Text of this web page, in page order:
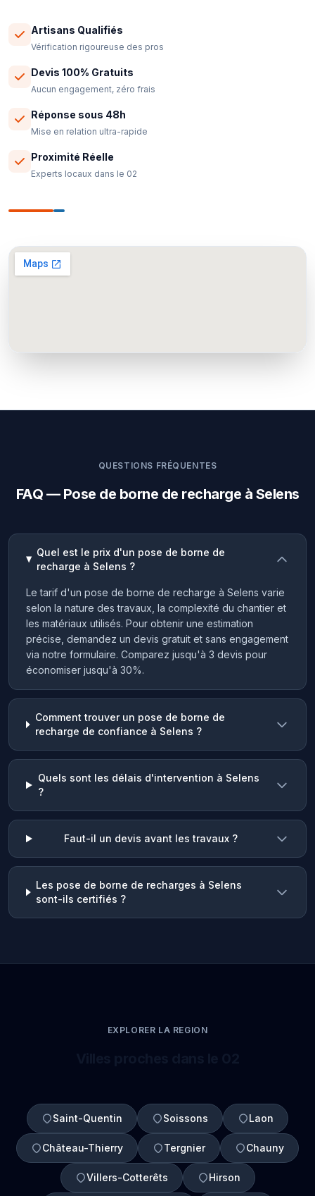
Artisans Qualifiés
Vérification rigoureuse des pros
Devis 100% Gratuits
Aucun engagement, zéro frais
Réponse sous 48h
Mise en relation ultra-rapide
Proximité Réelle
Experts locaux dans le 02
QUESTIONS FRÉQUENTES
FAQ — Pose de borne de recharge à Selens
Quel est le prix d'un pose de borne de
recharge à Selens ?
Le tarif d'un pose de borne de recharge à Selens varie
selon la nature des travaux, la complexité du chantier et
les matériaux utilisés. Pour obtenir une estimation
précise, demandez un devis gratuit et sans engagement
via notre formulaire. Comparez jusqu'à 3 devis pour
économiser jusqu'à 30%.
Comment trouver un pose de borne de
recharge de confiance à Selens ?
Quels sont les délais d'intervention à Selens
?
Faut-il un devis avant les travaux ?
Les pose de borne de recharges à Selens
sont-ils certifiés ?
EXPLORER LA REGION
Saint-Quentin Soissons Laon
Château-Thierry Tergnier Chauny
Villers-Cotterêts Hirson